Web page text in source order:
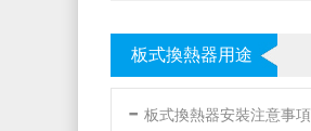
板式換熱器用途
- 板式換熱器安裝注意事項